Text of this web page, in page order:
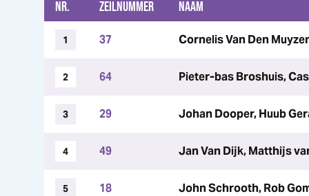
NR. ZEILNUMMER NAAM
1 37 Cornelis Van Den
2 64 Pieter-bas Broshuis,
3 29 Johan Dooper, Huub
4 49 Jan Van Dijk, Matthijs
5 18 John Schrooth, Rob